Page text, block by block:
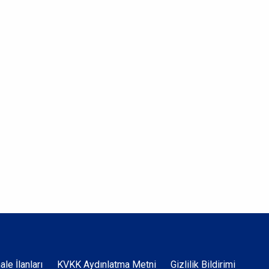
İlanları KVKK Aydınlatma Metni Gizlilik Bildirimi